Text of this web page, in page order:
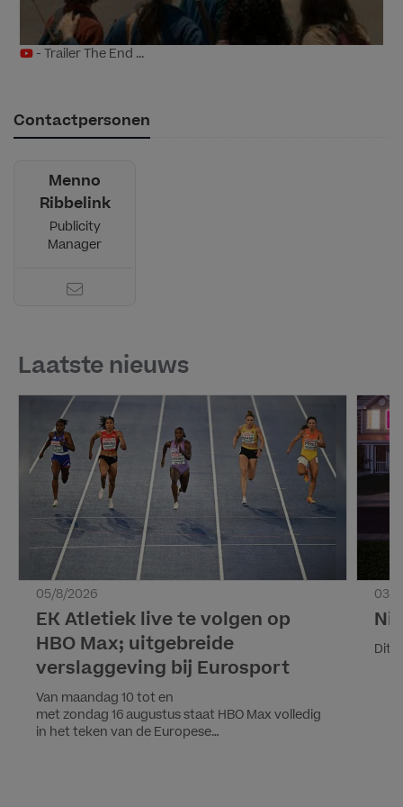
- Trailer The End ...
Contactpersonen
Menno
Ribbelink
Publicity
Manager
Laatste nieuws
05/8/2026
EK Atletiek live te volgen op
HBO Max; uitgebreide
verslaggeving bij Eurosport
Van maandag 10 tot en
met zondag 16 augustus staat HBO Max volledig
in het teken van de Europese
03/
Dit